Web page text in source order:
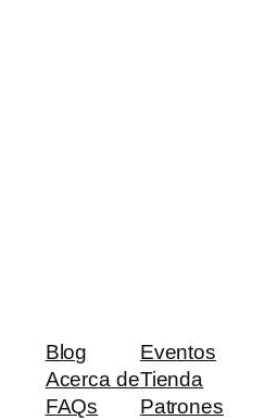
Blog
Acerca de
FAQs
Eventos
Tienda
Patrones